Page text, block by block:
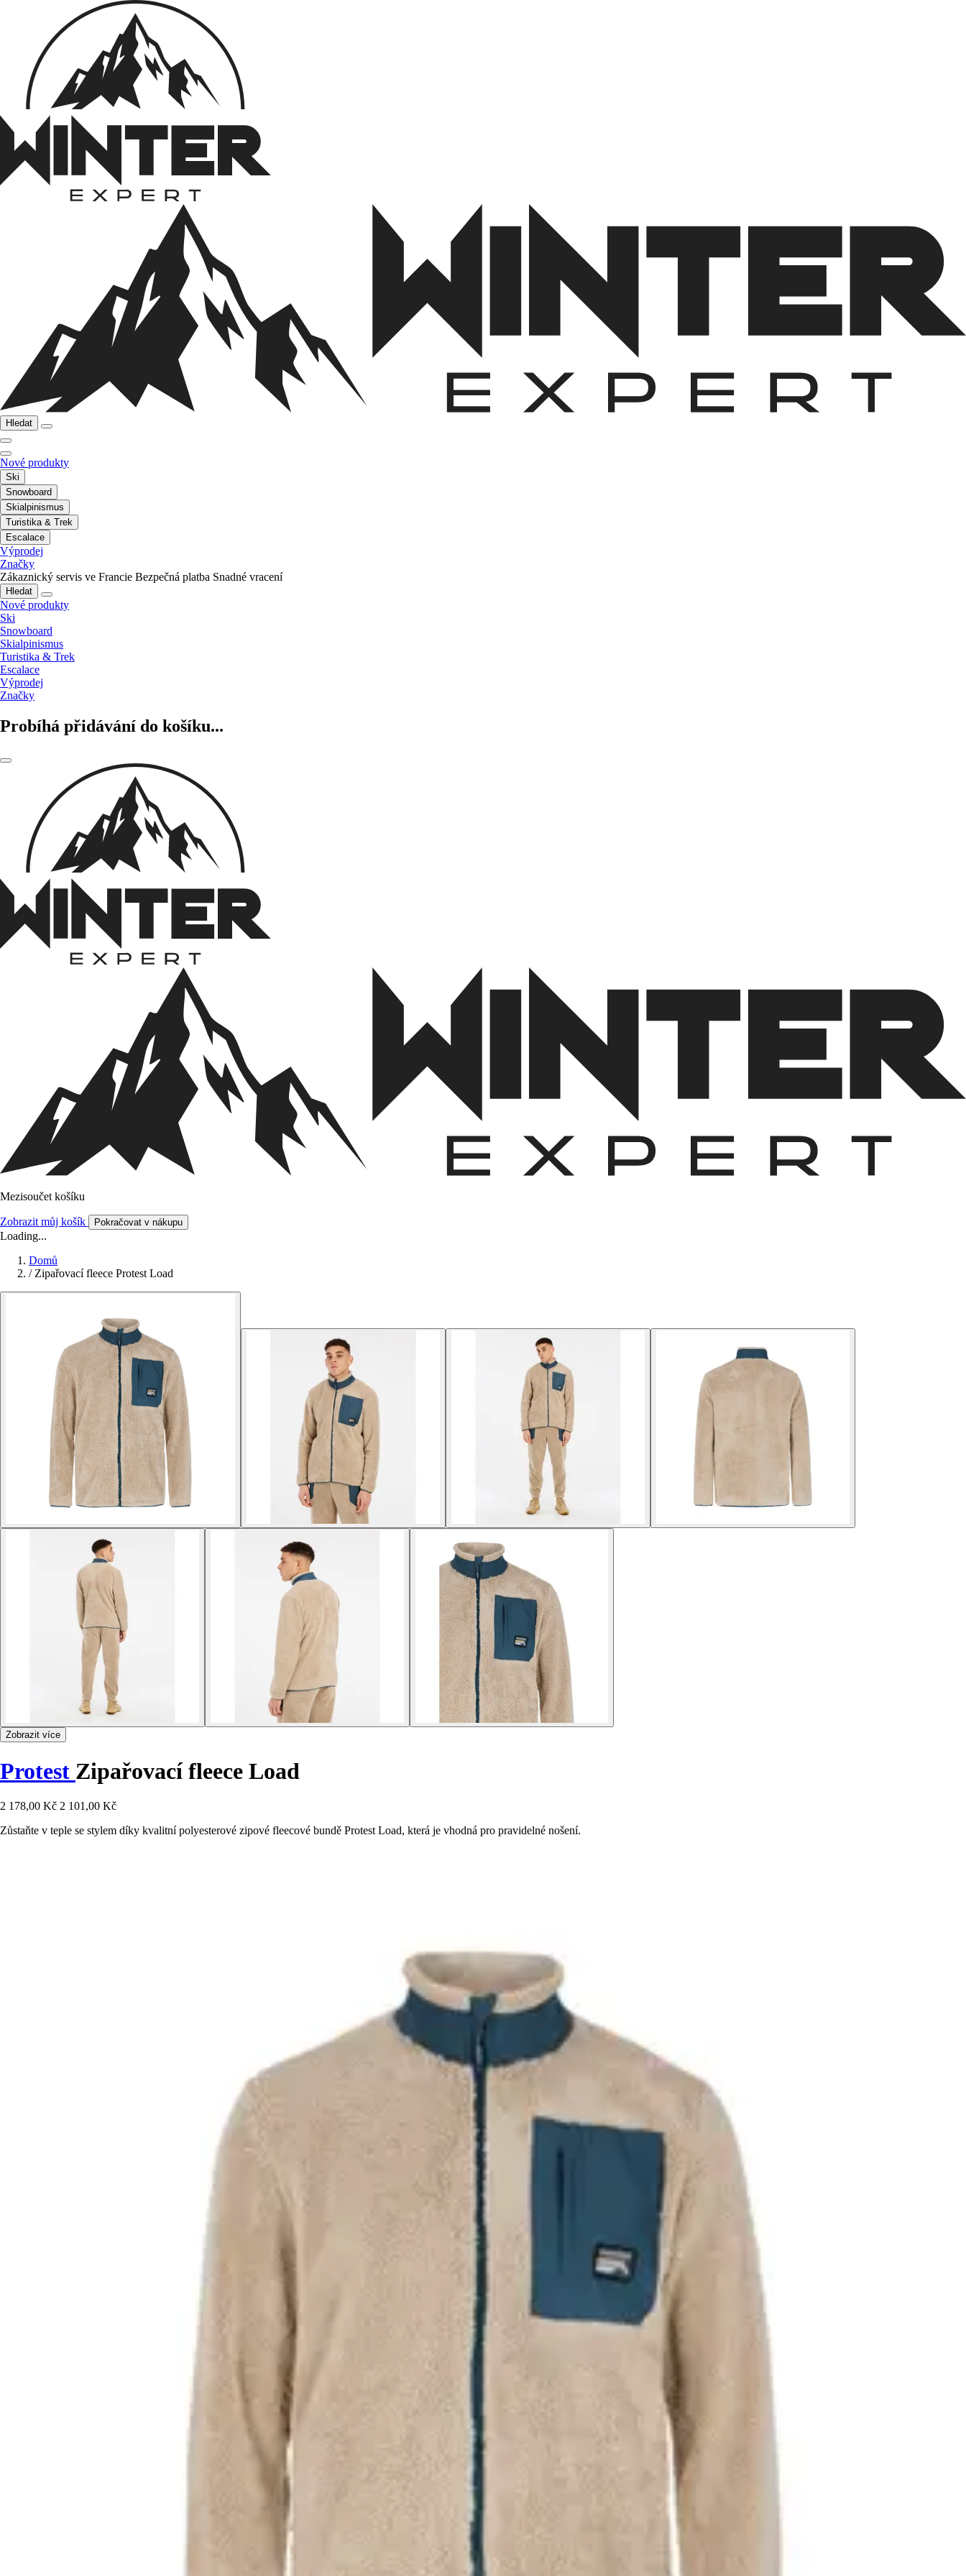
Hledat
Nové produkty
Ski
Snowboard
Skialpinismus
Turistika & Trek
Escalace
Výprodej
Značky
Zákaznický servis ve Francie Bezpečná platba Snadné vracení
Hledat
Nové produkty
Ski
Snowboard
Skialpinismus
Turistika & Trek
Escalace
Výprodej
Značky
Probíhá přidávání do košíku...
Mezisoučet košíku
Zobrazit můj košík Pokračovat v nákupu
Loading...
Domů
/ Zipařovací fleece Protest Load
Zobrazit více
Protest Zipařovací fleece Load
2 178,00 Kč 2 101,00 Kč
Zůstaňte v teple se stylem díky kvalitní polyesterové zipové fleecové bundě Protest Load, která je vhodná pro pravidelné nošení.